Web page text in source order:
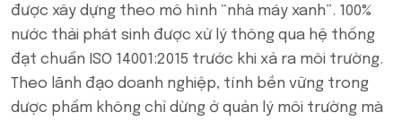
được xây dựng theo mô hình “nhà máy xanh”. 100%
nước thải phát sinh được xử lý thông qua hệ thống
đạt chuẩn ISO 14001:2015 trước khi xả ra môi trường.
Theo lãnh đạo doanh nghiệp, tính bền vững trong
dược phẩm không chỉ dừng ở quản lý môi trường mà